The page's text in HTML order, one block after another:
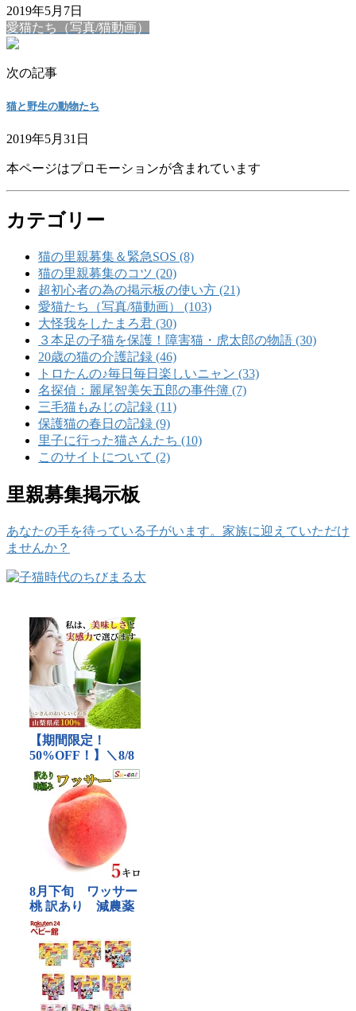
2019年5月7日
愛猫たち（写真/猫動画）
次の記事
猫と野生の動物たち
2019年5月31日
本ページはプロモーションが含まれています
カテゴリー
猫の里親募集＆緊急SOS (8)
猫の里親募集のコツ (20)
超初心者の為の掲示板の使い方 (21)
愛猫たち（写真/猫動画） (103)
大怪我をしたまろ君 (30)
３本足の子猫を保護！障害猫・虎太郎の物語 (30)
20歳の猫の介護記録 (46)
トロたんの♪毎日毎日楽しいニャン (33)
名探偵：麗尾智美矢五郎の事件簿 (7)
三毛猫もみじの記録 (11)
保護猫の春日の記録 (9)
里子に行った猫さんたち (10)
このサイトについて (2)
里親募集掲示板
あなたの手を待っている子がいます。家族に迎えていただけ
ませんか？